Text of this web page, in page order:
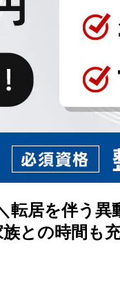
転居を伴う
との時間も